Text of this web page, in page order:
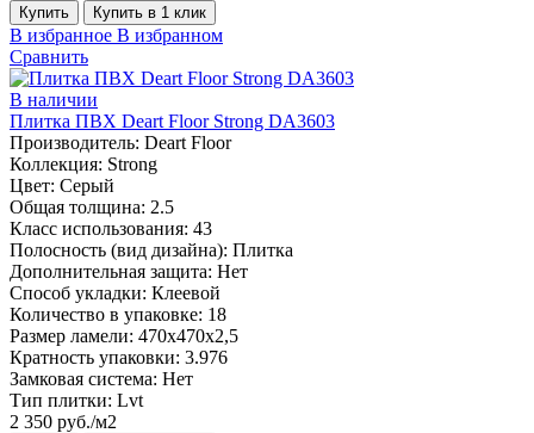
Купить Купить в 1 клик
В избранное В избранном
Сравнить
В наличии
Плитка ПВХ Deart Floor Strong DA3603
Производитель: Deart Floor
Коллекция: Strong
Цвет: Серый
Общая толщина: 2.5
Класс использования: 43
Полосность (вид дизайна): Плитка
Дополнительная защита: Нет
Способ укладки: Клеевой
Количество в упаковке: 18
Размер ламели: 470х470х2,5
Кратность упаковки: 3.976
Замковая система: Нет
Тип плитки: Lvt
2 350 руб./м2